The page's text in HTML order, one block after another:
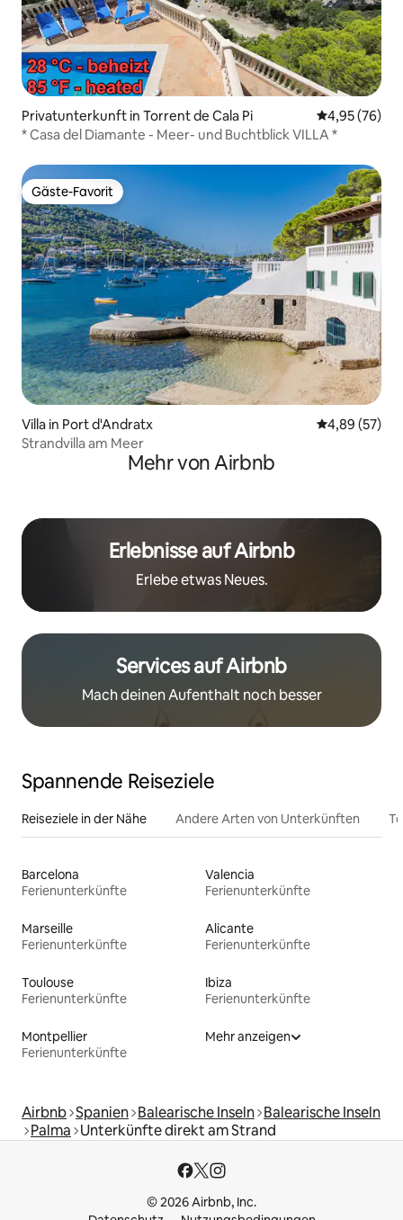
Privatunterkunft in Torrent de Cala Pi
4,95 (76)
* Casa del Diamante - Meer- und Buchtblick VILLA *
Gäste-Favorit
Gäste-Favorit
Villa in Port d'Andratx
4,89 (57)
Strandvilla am Meer
Mehr von Airbnb
Erlebnisse auf Airbnb
Erlebe etwas Neues.
Services auf Airbnb
Mach deinen Aufenthalt noch besser
Spannende Reiseziele
Reiseziele in der Nähe Andere Arten von Unterkünften
Barcelona
Ferienunterkünfte
Valencia
Ferienunterkünfte
Marseille
Ferienunterkünfte
Alicante
Ferienunterkünfte
Toulouse
Ferienunterkünfte
Ibiza
Ferienunterkünfte
Montpellier
Ferienunterkünfte
Mehr anzeigen
Airbnb Spanien Balearische Inseln Balearische Inseln
Palma Unterkünfte direkt am Strand
© 2026 Airbnb, Inc.